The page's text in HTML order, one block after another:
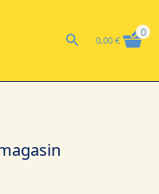
Rechercher
0,00€
0